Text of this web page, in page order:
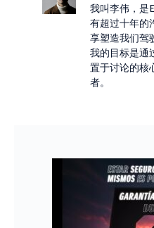
我叫李伟，是
有超过十年的
享塑造我们驾
我的目标是通
置于讨论的核
者。